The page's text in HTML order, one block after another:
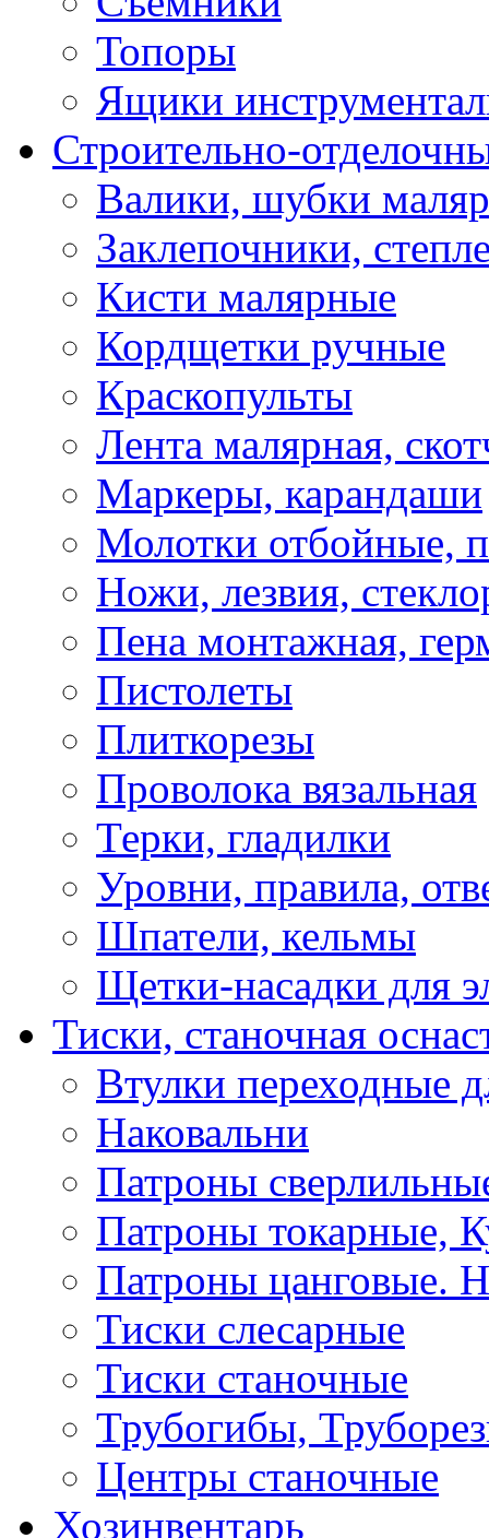
Топоры
Ящики
Строительно-
Валики, шубки
Заклепочники,
Кисти малярные
Кордщетки ручные
Краскопульты
Лента малярная,
Маркеры, карандаши
Молотки отбойные,
Ножи, лезвия,
Пена монтажная,
Пистолеты
Плиткорезы
Проволока вязальная
Терки, гладилки
Уровни, правила,
Шпатели, кельмы
Щетки-насадки для
Тиски, станочная
Втулки переходные
Наковальни
Патроны
Патроны токарные,
Патроны цанговые.
Тиски слесарные
Тиски станочные
Трубогибы,
Центры станочные
Хозинвентарь